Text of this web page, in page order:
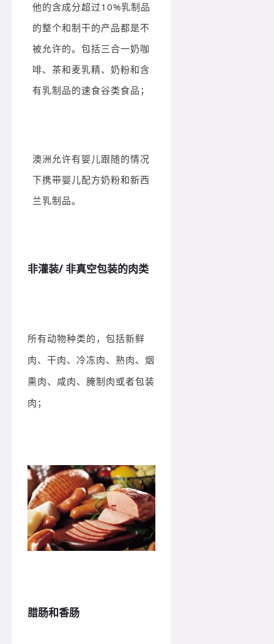
他的含成分超过10%乳制品
的整个和制干的产品都是不
被允许的。包括三合一奶咖
啡、茶和麦乳精、奶粉和含
有乳制品的速食谷类食品；
澳洲允许有婴儿跟随的情况
下携带婴儿配方奶粉和新西
兰乳制品。
非灌装/ 非真空包装的肉类
所有动物种类的，包括新鲜
肉、干肉、冷冻肉、熟肉、烟
熏肉、咸肉、腌制肉或者包装
肉；
腊肠和香肠